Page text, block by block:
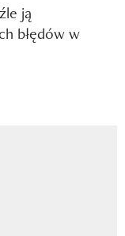
ją
błędów w